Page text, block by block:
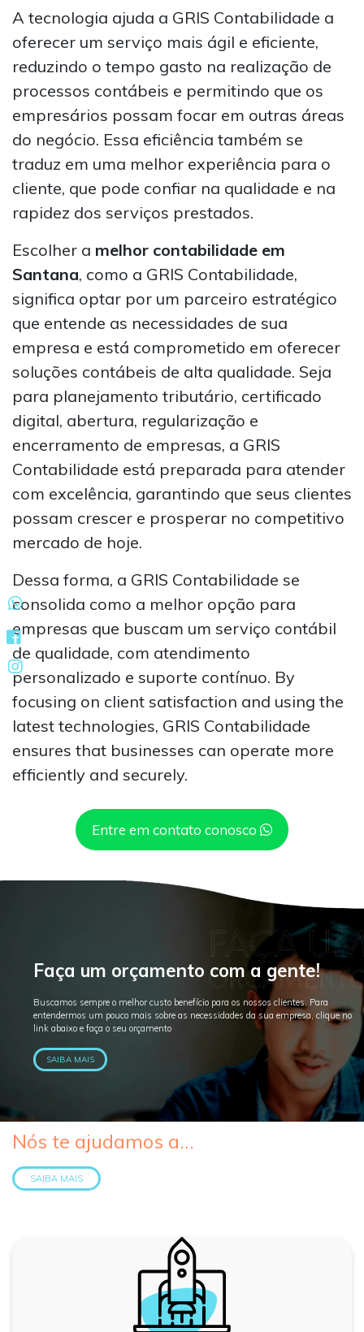
A tecnologia ajuda a GRIS Contabilidade a
oferecer um serviço mais ágil e eficiente,
reduzindo o tempo gasto na realização de
processos contábeis e permitindo que os
empresários possam focar em outras áreas
do negócio. Essa eficiência também se
traduz em uma melhor experiência para o
cliente, que pode confiar na qualidade e na
rapidez dos serviços prestados.
Escolher a melhor contabilidade em
Santana, como a GRIS Contabilidade,
significa optar por um parceiro estratégico
que entende as necessidades de sua
empresa e está comprometido em oferecer
soluções contábeis de alta qualidade. Seja
para planejamento tributário, certificado
digital, abertura, regularização e
encerramento de empresas, a GRIS
Contabilidade está preparada para atender
com excelência, garantindo que seus clientes
possam crescer e prosperar no competitivo
mercado de hoje.
Dessa forma, a GRIS Contabilidade se
consolida como a melhor opção para
empresas que buscam um serviço contábil
de qualidade, com atendimento
personalizado e suporte contínuo. By
focusing on client satisfaction and using the
latest technologies, GRIS Contabilidade
ensures that businesses can operate more
efficiently and securely.
Entre em contato conosco
Faça um orçamento com a gente!
Buscamos sempre o melhor custo benefício para os nossos clientes. Para
entendermos um pouco mais sobre as necessidades da sua empresa, clique no
link abaixo e faça o seu orçamento
SAIBA MAIS
Nós te ajudamos a...
SAIBA MAIS